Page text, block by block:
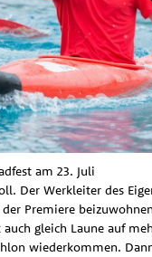
am 23. Juli
Der Werkleiter des
Premiere
gleich Laune auf
wiederkommen.